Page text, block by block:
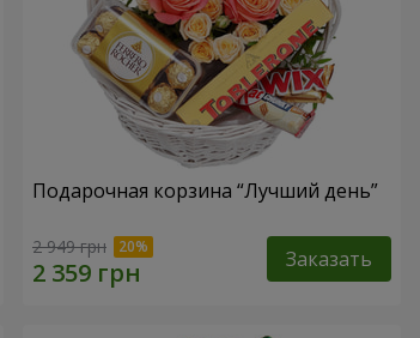
Подарочная корзина “Лучший день”
2 949 грн Заказать